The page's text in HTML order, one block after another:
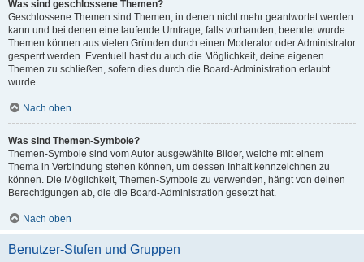
Was sind geschlossene Themen?
Geschlossene Themen sind Themen, in denen nicht mehr geantwortet werden
kann und bei denen eine laufende Umfrage, falls vorhanden, beendet wurde.
Themen können aus vielen Gründen durch einen Moderator oder Administrator
gesperrt werden. Eventuell hast du auch die Möglichkeit, deine eigenen
Themen zu schließen, sofern dies durch die Board-Administration erlaubt
wurde.
Nach oben
Was sind Themen-Symbole?
Themen-Symbole sind vom Autor ausgewählte Bilder, welche mit einem
Thema in Verbindung stehen können, um dessen Inhalt kennzeichnen zu
können. Die Möglichkeit, Themen-Symbole zu verwenden, hängt von deinen
Berechtigungen ab, die die Board-Administration gesetzt hat.
Nach oben
Benutzer-Stufen und Gruppen